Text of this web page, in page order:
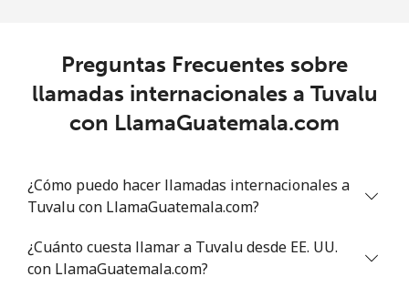
Trinidad And Tobago
Celular ⁦18.5p⁩ 54 min por ⁦£10⁩
Preguntas Frecuentes sobre
llamadas internacionales a Tuvalu
con LlamaGuatemala.com
¿Cómo puedo hacer llamadas internacionales a
Tuvalu con LlamaGuatemala.com?
¿Cuánto cuesta llamar a Tuvalu desde EE. UU.
con LlamaGuatemala.com?